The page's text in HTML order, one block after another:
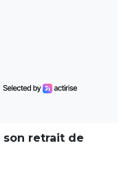
retrait de